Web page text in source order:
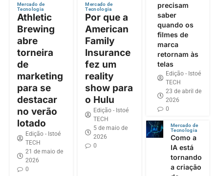
Mercado de
Tecnologia
Athletic
Brewing
abre
torneira
de
marketing
para se
destacar
no verão
lotado
Edição - Istoé
TECH
21 de maio de
2026
0
Mercado de
Tecnologia
Por que a
American
Family
Insurance
fez um
reality
show para
o Hulu
Edição - Istoé
TECH
5 de maio de
2026
0
precisam
saber
quando os
filmes de
marca
retornam às
telas
Edição - Istoé
TECH
23 de abril de
2026
0
Mercado de
Tecnologia
Como a
IA está
tornando
a criação